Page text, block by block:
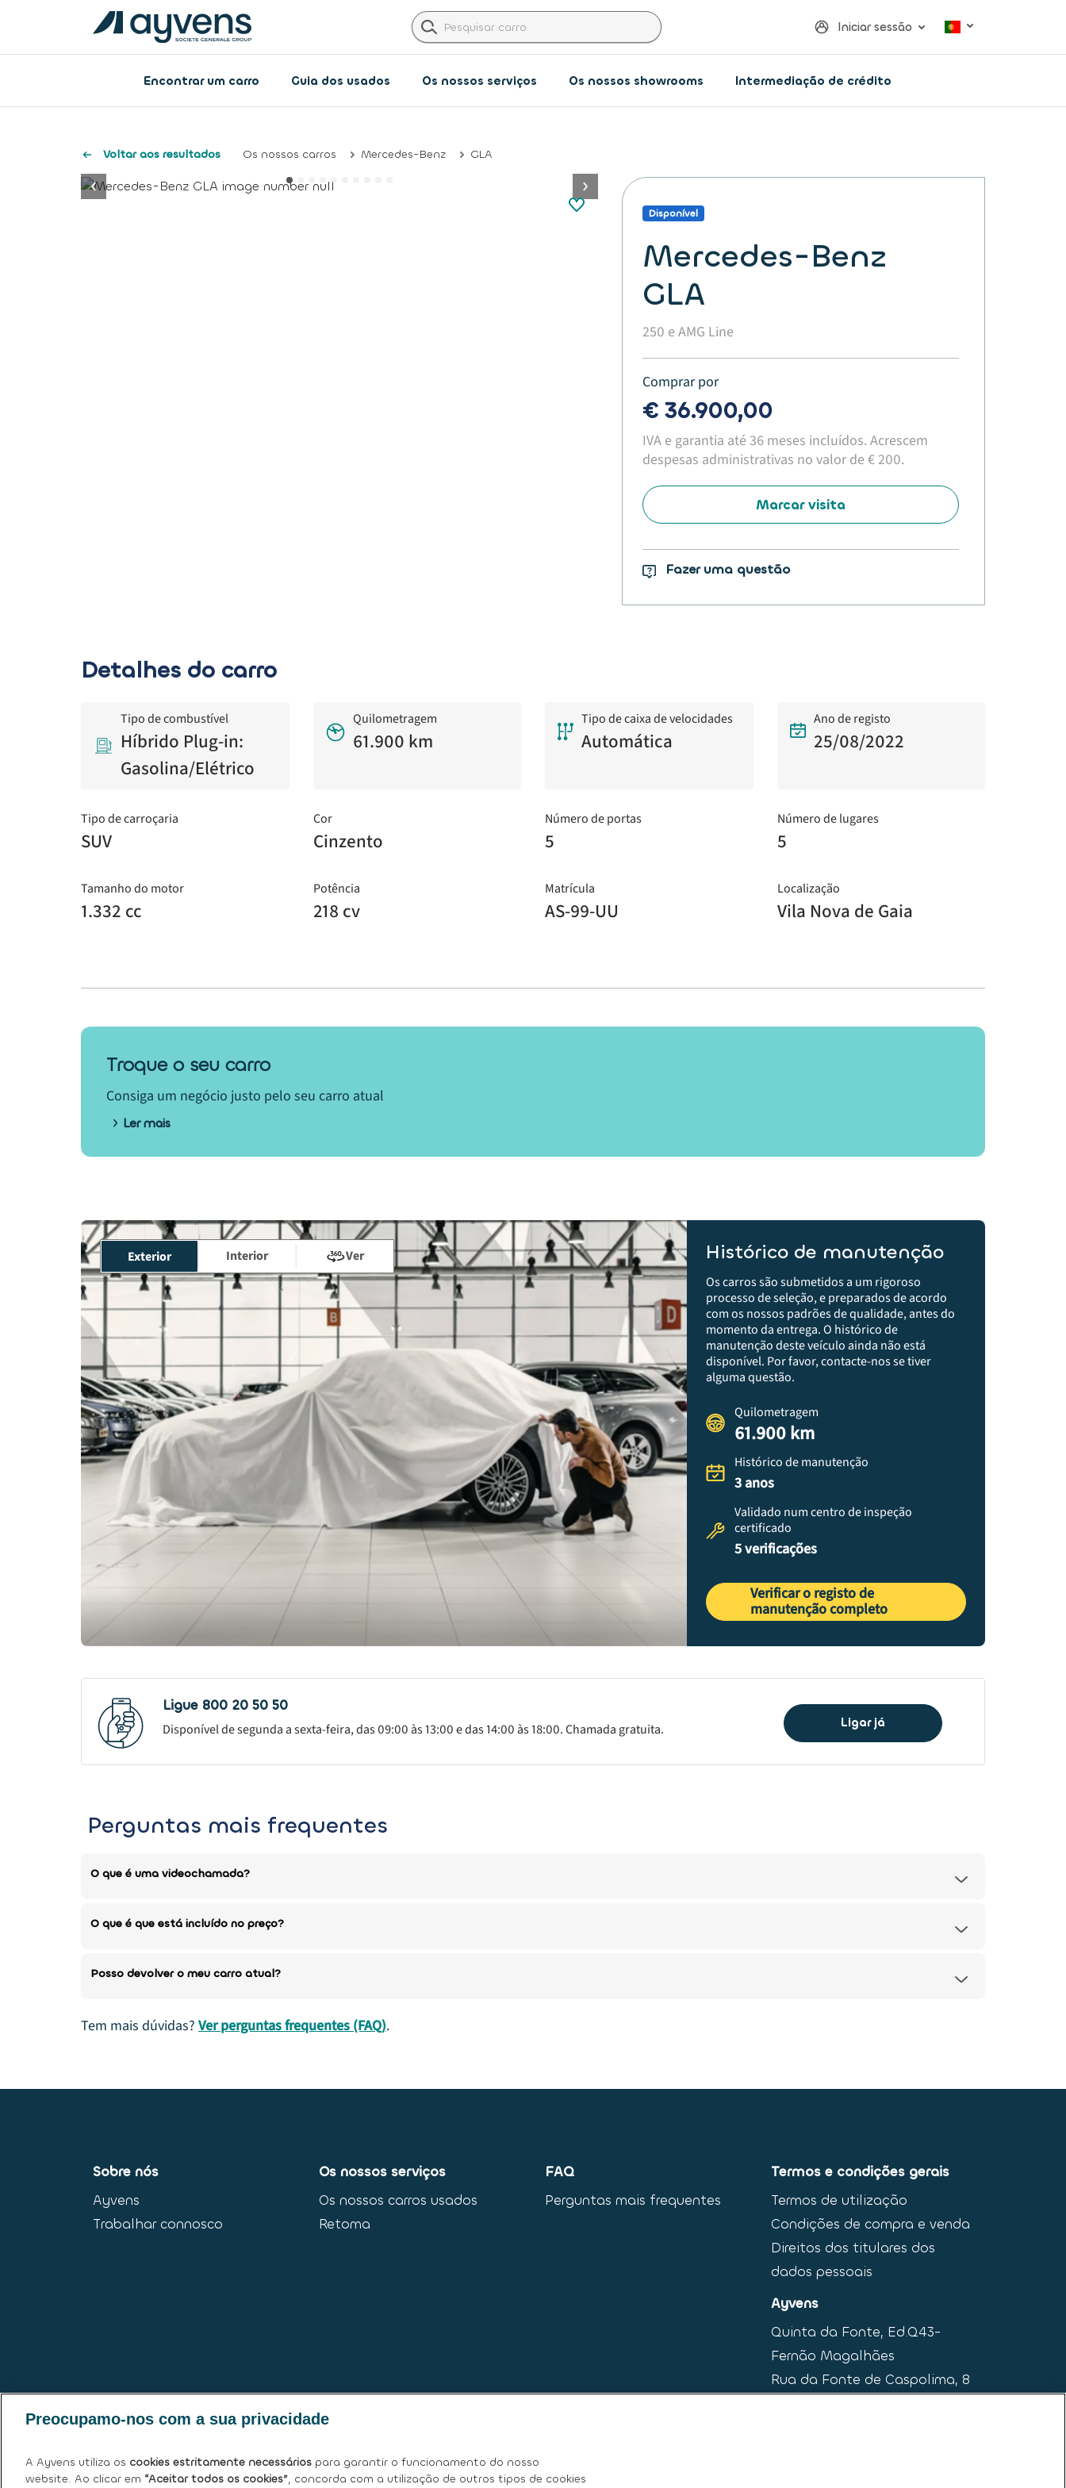
Iniciar sessão
Encontrar um carro Guia dos usados Os nossos serviços Os nossos showrooms​ Intermediação de crédito
Voltar aos resultados Os nossos carros Mercedes-Benz GLA
button.previous button.next
Disponível
Mercedes-Benz
GLA
250 e AMG Line
Comprar por
€ 36.900,00
IVA e garantia até 36 meses incluídos. Acrescem
despesas administrativas no valor de € 200.​
Marcar visita
Fazer uma questão
Detalhes do carro
Tipo de combustível
Híbrido Plug-in:
Gasolina/Elétrico
Quilometragem
61.900 km
Tipo de caixa de velocidades
Automática
Ano de registo
25/08/2022
Tipo de carroçaria
SUV
Cor
Cinzento
Número de portas
5
Número de lugares
5
Tamanho do motor
1.332 cc
Potência
218 cv
Matrícula
AS-99-UU
Localização
Vila Nova de Gaia
Troque o seu carro
Consiga um negócio justo pelo seu carro atual
Ler mais
Exterior Interior Ver Histórico de manutenção
Os carros são submetidos a um rigoroso
processo de seleção, e preparados de acordo
com os nossos padrões de qualidade, antes do
momento da entrega.​ O histórico de
manutenção deste veículo ainda não está
disponível. Por favor, contacte-nos se tiver
alguma questão.
Quilometragem
61.900 km
Histórico de manutenção
3 anos
Validado num centro de inspeção
certificado
5 verificações
Verificar o registo de
manutenção completo
Ligue 800 20 50 50
Disponível de segunda a sexta-feira, das 09:00 às 13:00 e das 14:00 às 18:00. Chamada gratuita. Ligar já
Perguntas mais frequentes
O que é uma videochamada?
O que é que está incluído no preço?
Posso devolver o meu carro atual?
Tem mais dúvidas? Ver perguntas frequentes (FAQ).
Sobre nós
Ayvens
Trabalhar connosco
Os nossos serviços
Os nossos carros usados
Retoma
FAQ
Perguntas mais frequentes
Termos e condições gerais
Termos de utilização
Condições de compra e venda
Direitos dos titulares dos
dados pessoais
Ayvens
Quinta da Fonte, Ed.Q43-
Fernão Magalhães
Rua da Fonte de Caspolima, 8
Preocupamo-nos com a sua privacidade
A Ayvens utiliza os cookies estritamente necessários para garantir o funcionamento do nosso
website. Ao clicar em “Aceitar todos os cookies”, concorda com a utilização de outros tipos de cookies